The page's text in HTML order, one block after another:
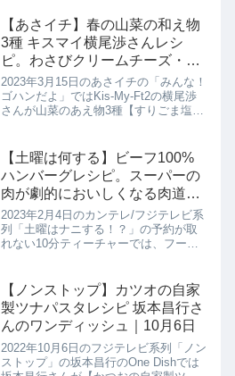
でご覧いただきありがとうございま
す。地元の奥様に学ぶ【納豆...
【あさイチ】春の山菜の和え物
3種 キスマイ横尾渉さんレシ
ピ。わさびクリームチーズ・す
りごま塩昆布・にんにくホット
ペッパーのレシピ。みんなゴハ
ンだよ
2023年3月15日のあさイチの「みんな！
ゴハンだよ」ではKis-My-Ft2の横尾渉
さんが山菜のあえ物3種【すりごま塩昆
てくれたので詳しく紹介します。>>あ
さイチ記事一覧...
【土曜は何する】ビーフ100%
ハンバーグレシピ。スーパーの
肉が劇的においしくなる肉道レ
シピ！10分ティーチャー｜2月4
日
2023年2月4日のカンテレ/フジテレビ系
列「土曜はナニする！？」の予約が取
れない10分ティーチャーでは、フード
理として魔法の肉レシピ【ビーフ100%
ハンバーグ】の作り方を...
【ノンストップ】カツオの自家
製ツナパスタレシピ 坂本昌行さ
んのワンディッシュ｜10月6日
2022年10月6日のフジテレビ系列「ノン
ストップ」の坂本昌行のOne Dishでは